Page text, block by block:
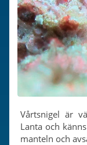
Vårtsnigel är
Lanta och
manteln och